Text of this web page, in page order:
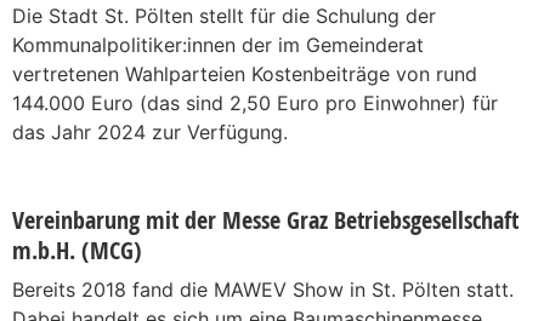
Die Stadt St. Pölten stellt für die Schulung der
Kommunalpolitiker:innen der im Gemeinderat
vertretenen Wahlparteien Kostenbeiträge von rund
144.000 Euro (das sind 2,50 Euro pro Einwohner) für
das Jahr 2024 zur Verfügung.
Vereinbarung mit der Messe Graz Betriebsgesellschaft
m.b.H. (MCG)
Bereits 2018 fand die MAWEV Show in St. Pölten statt.